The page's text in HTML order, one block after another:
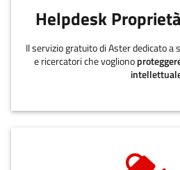
Helpdesk
Il servizio gratuito di Aster dedicato
e ricercatori che vogliono